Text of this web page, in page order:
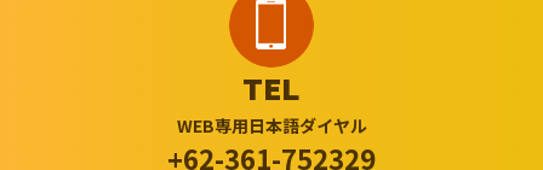
TEL
WEB専用日本語ダイヤル
+62-361-752329